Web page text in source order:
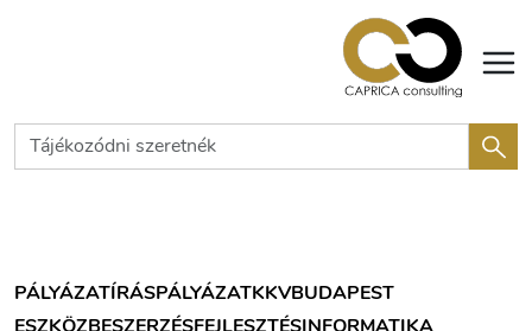
PÁLYÁZATÍRÁSPÁLYÁZATKKVBUDAPEST